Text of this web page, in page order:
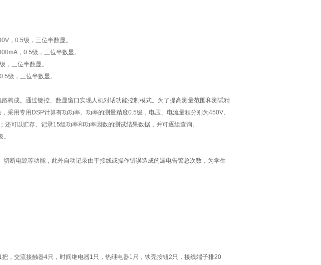
，0.5级，三位半数显。
，0.5级，三位半数显。
，三位半数显。
级，三位半数显。
构成。通过键控、数显窗口实现人机对话功能控制模式。为了提高测量范围和测试精
采用专用DSP计算有功功率。功率的测量精度0.5级，电压、电流量程分别为450V、
可以贮存、记录15组功率和功率因数的测试结果数据，并可逐组查询。
断电源等功能，此外自动记录由于接线或操作错误造成的漏电告警总次数，为学生
，交流接触器4只，时间继电器1只，热继电器1只，铁壳按钮2只，接线端子排20